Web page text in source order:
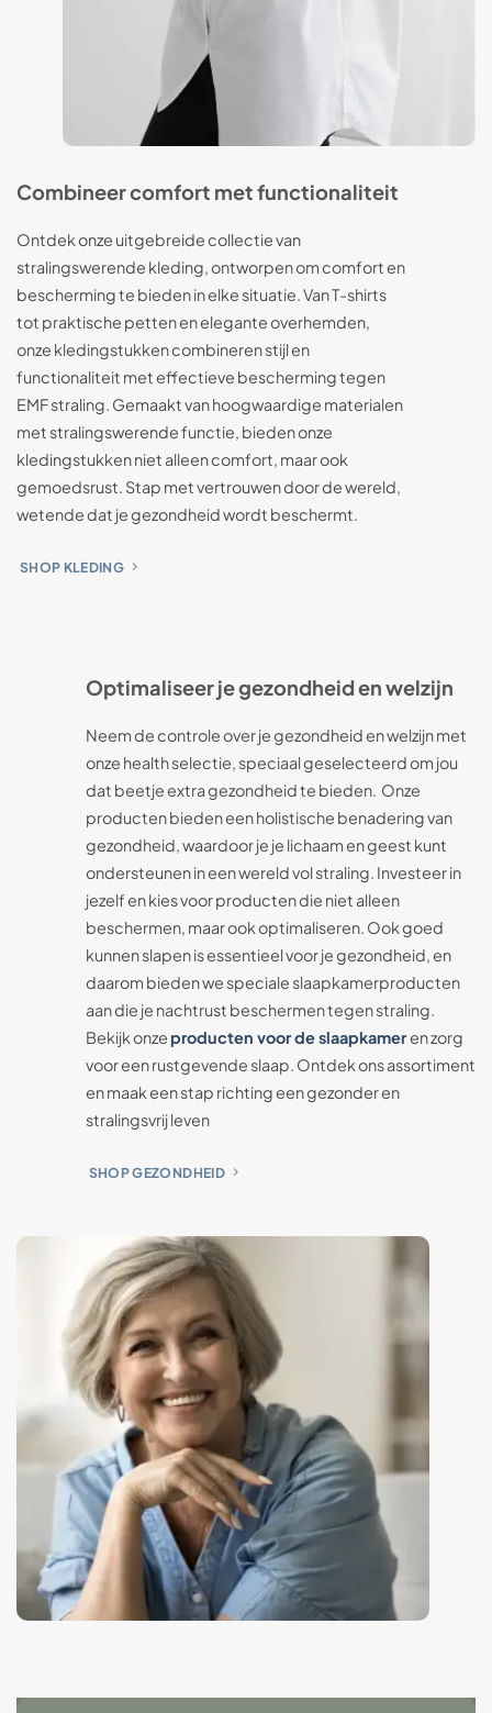
Combineer comfort met functionaliteit
Ontdek onze uitgebreide collectie van
stralingswerende kleding, ontworpen om comfort en
bescherming te bieden in elke situatie. Van T-shirts
tot praktische petten en elegante overhemden,
onze kledingstukken combineren stijl en
functionaliteit met effectieve bescherming tegen
EMF straling. Gemaakt van hoogwaardige materialen
met stralingswerende functie, bieden onze
kledingstukken niet alleen comfort, maar ook
gemoedsrust. Stap met vertrouwen door de wereld,
wetende dat je gezondheid wordt beschermt.
SHOP KLEDING
Optimaliseer je gezondheid en welzijn
Neem de controle over je gezondheid en welzijn met
onze health selectie, speciaal geselecteerd om jou
dat beetje extra gezondheid te bieden. Onze
producten bieden een holistische benadering van
gezondheid, waardoor je je lichaam en geest kunt
ondersteunen in een wereld vol straling. Investeer in
jezelf en kies voor producten die niet alleen
beschermen, maar ook optimaliseren. Ook goed
kunnen slapen is essentieel voor je gezondheid, en
daarom bieden we speciale slaapkamerproducten
aan die je nachtrust beschermen tegen straling.
Bekijk onzeproducten voor de slaapkameren zorg
voor een rustgevende slaap. Ontdek ons assortiment
en maak een stap richting een gezonder en
stralingsvrij leven
SHOP GEZONDHEID